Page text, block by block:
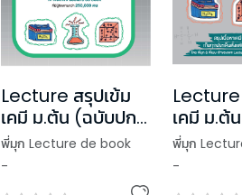
Lecture สรุปเข้ม
เคมี ม.ต้น (ฉบับปก
ใหม่)
พี่มุก Lecture de book
,
-
Lecture
เคมี ม.ต้น
พี่มุก
,
-